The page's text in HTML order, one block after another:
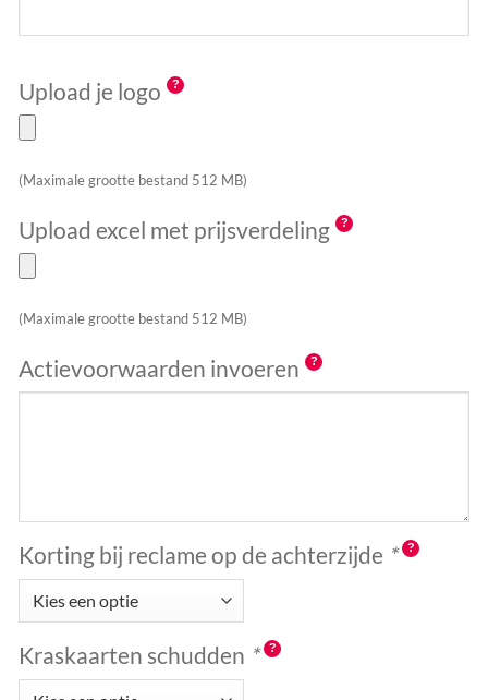
Upload je logo
(Maximale grootte bestand 512 MB)
Upload excel met prijsverdeling
(Maximale grootte bestand 512 MB)
Actievoorwaarden invoeren
Korting bij reclame op de achterzijde *
Kraskaarten schudden *